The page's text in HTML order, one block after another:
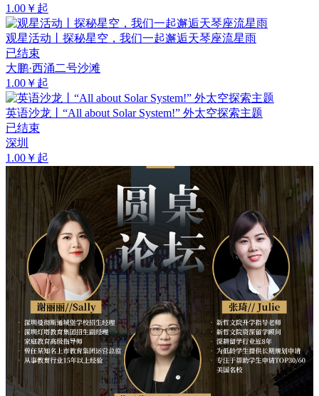
1.00￥起
观星活动丨探秘星空，我们一起邂逅天琴座流星雨
已结束
大鹏·西涌二号沙滩
1.00￥起
英语沙龙丨“All about Solar System!” 外太空探索主题
已结束
深圳
1.00￥起